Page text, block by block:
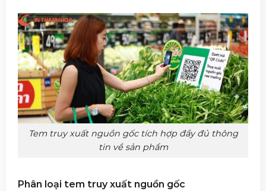
Tem truy xuất nguồn gốc tích hợp đầy đủ thông
tin về sản phẩm
Phân loại tem truy xuất nguồn gốc